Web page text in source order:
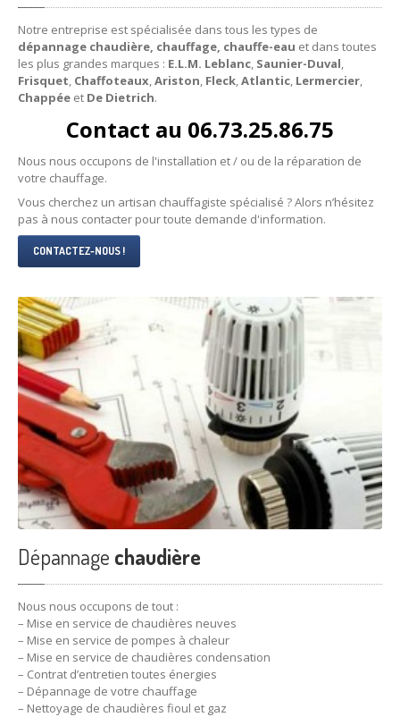
PlombierMenton
PlombierMonaco
Plombier Nice
PlombierSaint Jean Cap Ferrat
PlombierSaint Tropez
PlombierVence
NOSPRODUITS
Leschauffe-eau Ariston
Leschaudières Chaffoteaux
Leschaudières ELM Leblanc
Leschauffe-eau Fleck
Leschaudières Frisquet
chauffe-eau Lemercier
Leschaudières Saunier-Duval
CONTACT
RDV : 06 73 25 86 75
Notre entreprise est spécialisée dans tous les types de
dépannage chaudière, chauffage, chauffe-eau et dans toutes
les plus grandes marques : E.L.M. Leblanc, Saunier-Duval,
Frisquet, Chaffoteaux,Ariston, Fleck,Atlantic, Lermercier,
Chappée et De Dietrich.
Contact au 06.73.25.86.75
Nous nous occupons de l'installation et / ou de la réparation de
votre chauffage.
Vous cherchez un artisan chauffagiste spécialisé ? Alors n’hésitez
pas à nous contacter pour toute demande d'information.
CONTACTEZ-NOUS !
Dépannage chaudière
Nous nous occupons de tout :
– Mise en service de chaudières neuves
– Mise en service de pompes à chaleur
– Mise en service de chaudières condensation
– Contrat d’entretien toutes énergies
– Dépannage de votre chauffage
– Nettoyage de chaudières fioul et gaz